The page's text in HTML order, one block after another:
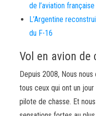
de l’aviation française
L’Argentine
du F-16
Vol en avion de
Depuis 2008, Nous
tous ceux qui ont un jour
pilote de chasse. Et